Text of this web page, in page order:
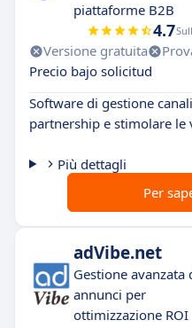
piattaforme B2B
4.7
Versione gratuita
Precio bajo solicitud
Software di gestione
partnership e stimolare le
Più dettagli
Per
adVibe.net
Gestione avanzata
annunci per
ottimizzazione ROI